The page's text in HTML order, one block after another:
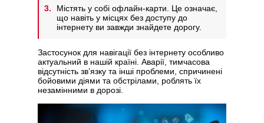
Містять у собі офлайн-карти. Це означає,
що навіть у місцях без доступу до
інтернету ви завжди знайдете дорогу.
Застосунок для навігації без інтернету особливо
актуальний в нашій країні. Аварії, тимчасова
відсутність зв’язку та інші проблеми, спричинені
бойовими діями та обстрілами, роблять їх
незамінними в дорозі.